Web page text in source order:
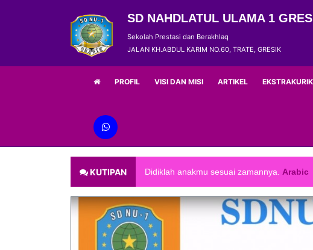
SD NAHDLATUL ULAMA 1
Sekolah Prestasi dan Berakhlaq
JALAN KH.ABDUL KARIM NO.60, TRATE, GRESIK
PROFIL VISI DAN MISI ARTIKEL
KUTIPAN
Man jadda Wa jada , siapa yang
Didiklah anakmu sesuai zamannya. Arabic